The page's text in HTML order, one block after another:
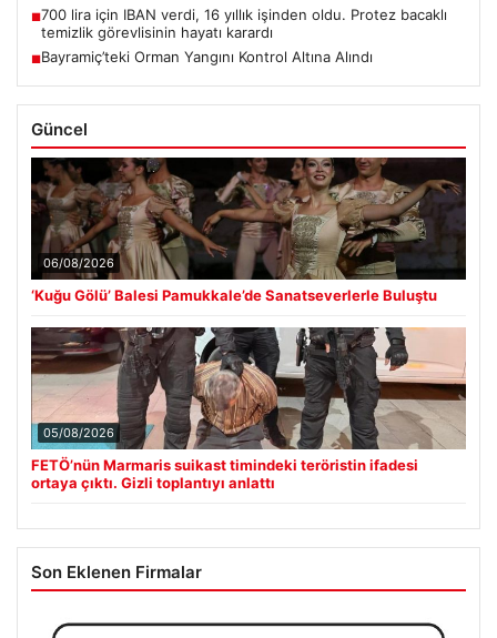
■700 lira için IBAN verdi, 16 yıllık işinden oldu. Protez bacaklı
temizlik görevlisinin hayatı karardı
■Bayramiç’teki Orman Yangını Kontrol Altına Alındı
Güncel
06/08/2026
‘Kuğu Gölü’ Balesi Pamukkale’de Sanatseverlerle Buluştu
05/08/2026
FETÖ’nün Marmaris suikast timindeki teröristin ifadesi
ortaya çıktı. Gizli toplantıyı anlattı
Son Eklenen Firmalar